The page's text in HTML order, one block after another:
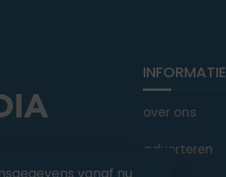
INFORMATIE
over ons
adverteren